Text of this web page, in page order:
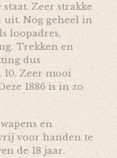
Zeer strakke
uit. Nog geheel in
loopadres,
Trekken en
dus
10. Zeer mooi
1886 is in zo
en
voor handen te
de 18 jaar.